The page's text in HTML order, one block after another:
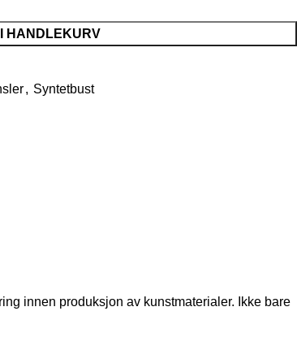
I HANDLEKURV
, Syntetbust
innen produksjon av kunstmaterialer. Ikke bare